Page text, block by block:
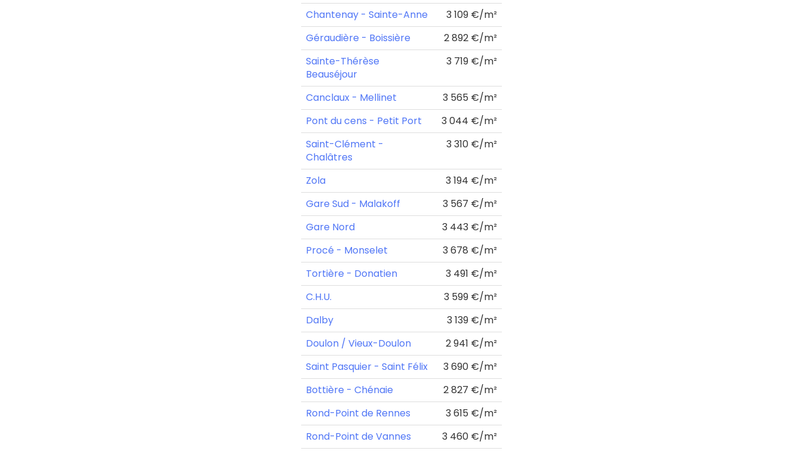
Chantenay - Sainte-Anne
3 109 €/m²
Géraudière - Boissière
2 892 €/m²
Sainte-Thérèse
Beauséjour
3 719 €/m²
Canclaux - Mellinet
3 565 €/m²
Pont du cens - Petit Port
3 044 €/m²
Saint-Clément -
Chalâtres
3 310 €/m²
Zola
3 194 €/m²
Gare Sud - Malakoff
3 567 €/m²
Gare Nord
3 443 €/m²
Procé - Monselet
3 678 €/m²
Tortière - Donatien
3 491 €/m²
C.H.U.
3 599 €/m²
Dalby
3 139 €/m²
Doulon / Vieux-Doulon
2 941 €/m²
Saint Pasquier - Saint Félix
3 690 €/m²
Bottière - Chénaie
2 827 €/m²
Rond-Point de Rennes
3 615 €/m²
Rond-Point de Vannes
3 460 €/m²